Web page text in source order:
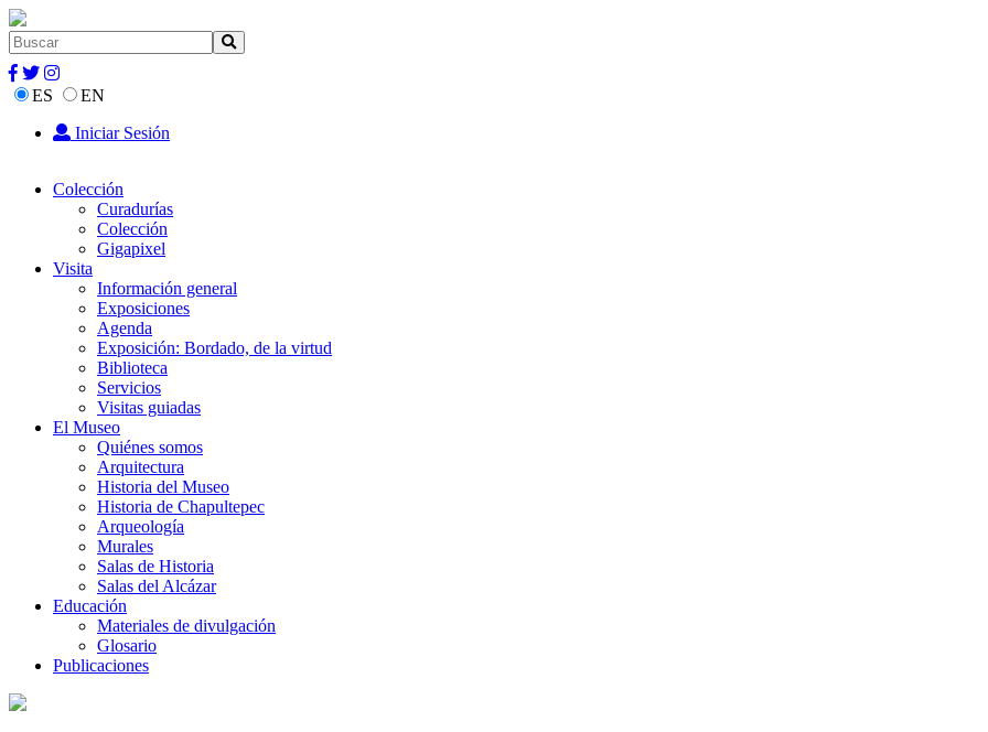
ES
EN
Iniciar Sesión
Colección
Curadurías
Colección
Gigapixel
Visita
Información general
Exposiciones
Agenda
Exposición: Bordado, de la virtud
Biblioteca
Servicios
Visitas guiadas
El Museo
Quiénes somos
Arquitectura
Historia del Museo
Historia de Chapultepec
Arqueología
Murales
Salas de Historia
Salas del Alcázar
Educación
Materiales de divulgación
Glosario
Publicaciones